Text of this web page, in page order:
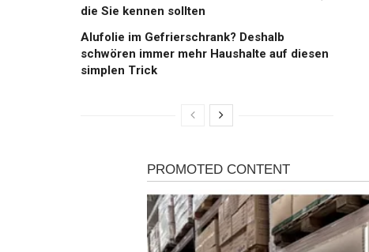
die Sie kennen sollten
Alufolie im Gefrierschrank? Deshalb
schwören immer mehr Haushalte auf diesen
simplen Trick